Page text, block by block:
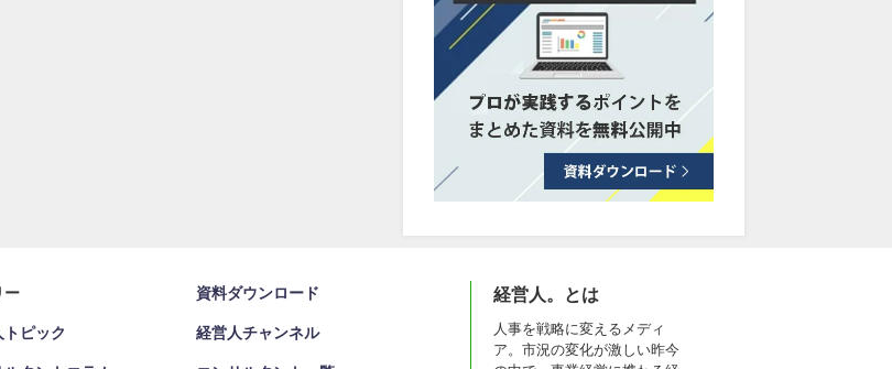
ー
トピック
資料ダウンロード
経営人チャンネル
経営人。とは
人事を戦略に変えるメディ
ア。市況の変化が激しい昨今